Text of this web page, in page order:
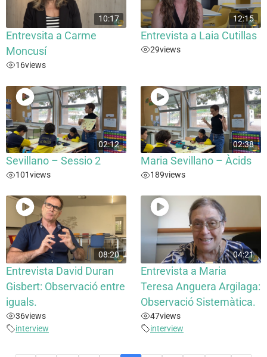
10:17
Entrevsita a Carme
Moncusí
16views
12:15
Entrevista a Laia Cutillas
29views
02:12
Sevillano – Sessio 2
101views
02:38
Maria Sevillano – Àcids
189views
08:20
Entrevista David Duran
Gisbert: Observació entre
iguals.
36views
interview
04:21
Entrevista a Maria
Teresa Anguera Argilaga:
Observació Sistemàtica.
47views
interview